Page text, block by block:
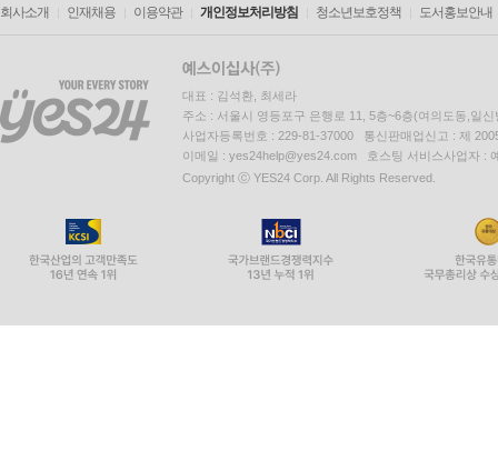
회사소개 인재채용 이용약관 개인정보처리방침 청소년보호정책 도서홍보안내
대표 : 김석환, 최세라
주소 : 서울시 영등포구 은행로 11, 5층~6층(여의도동,일신
사업자등록번호 : 229-81-37000 통신판매업신고 : 제
이메일 : yes24help@yes24.com 호스팅 서비스사업자 :
Copyright ⓒ YES24 Corp. All Rights Reserved.